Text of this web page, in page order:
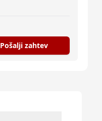
Pošalji zahtev